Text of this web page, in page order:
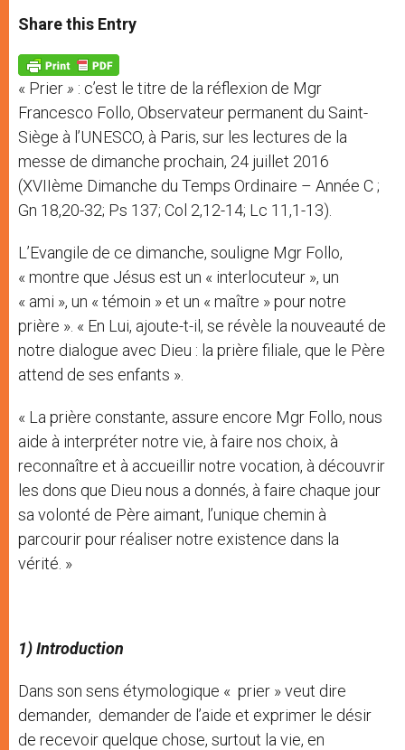
t
s
p
p
s
e
g
e
r
e
b
o
k
Share this Entry
« Prier» : c’est le titre de la réflexion de Mgr
Francesco Follo, Observateur permanent du Saint-
Siège à l’UNESCO, à Paris, sur les lectures de la
messe de dimanche prochain, 24 juillet 2016
(XVIIème Dimanche du Temps Ordinaire – Année C ;
Gn 18,20-32; Ps 137; Col 2,12-14; Lc 11,1-13).
L’Evangile de ce dimanche, souligne Mgr Follo,
« montre que Jésus est un « interlocuteur », un
« ami », un « témoin » et un « maître » pour notre
prière ». « En Lui, ajoute-t-il, se révèle la nouveauté de
notre dialogue avec Dieu : la prière filiale, que le Père
attend de ses enfants ».
« La prière constante, assure encore Mgr Follo, nous
aide à interpréter notre vie, à faire nos choix, à
reconnaître et à accueillir notre vocation, à découvrir
les dons que Dieu nous a donnés, à faire chaque jour
sa volonté de Père aimant, l’unique chemin à
parcourir pour réaliser notre existence dans la
vérité. »
1) Introduction
Dans son sens étymologique « prier » veut dire
demander, demander de l’aide et exprimer le désir
de recevoir quelque chose, surtout la vie, en